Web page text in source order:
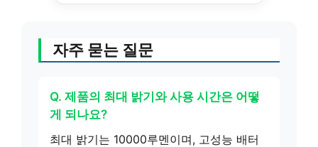
자주 묻는 질문
Q. 제품의 최대 밝기와 사용 시간은 어떻
게 되나요?
최대 밝기는 10000루멘이며, 고성능 배터